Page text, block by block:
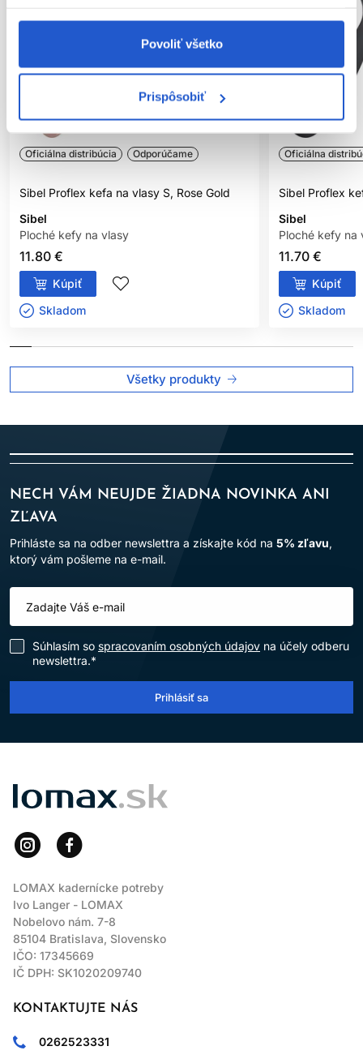
Povoliť všetko
Prispôsobiť
Oficiálna distribúcia Odporúčame
Sibel Proflex kefa na vlasy S, Rose Gold
Sibel
Ploché kefy na vlasy
11.80 €
Kúpiť
Skladom ㅤ
Oficiálna
Sibel Proflex
Sibel
Ploché kefy na
11.70 €
Kúpiť
Skladom ㅤ
Všetky produkty
NECH VÁM NEUJDE ŽIADNA NOVINKA ANI
ZĽAVA
Prihláste sa na odber newslettra a získajte kód na 5% zľavu,
ktorý vám pošleme na e-mail.
Súhlasím so spracovaním osobných údajov na účely odberu
newslettra.*
Prihlásiť sa
LOMAX
LOMAX kadernícke potreby
Ivo Langer - LOMAX
Nobelovo nám. 7-8
85104 Bratislava, Slovensko
IČO: 17345669
IČ DPH: SK1020209740
KONTAKTUJTE NÁS
0262523331